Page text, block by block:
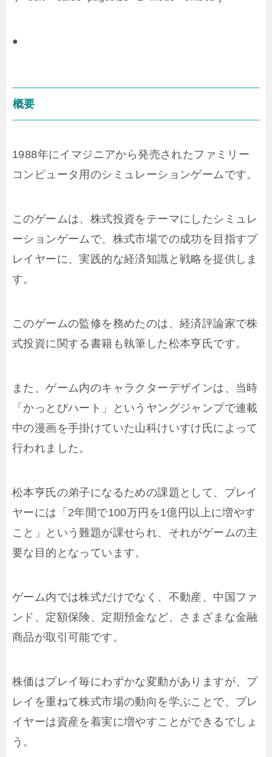
●
概要
1988年にイマジニアから発売されたファミリー
コンピュータ用のシミュレーションゲームです。
このゲームは、株式投資をテーマにしたシミュレ
ーションゲームで、株式市場での成功を目指すプ
レイヤーに、実践的な経済知識と戦略を提供しま
す。
このゲームの監修を務めたのは、経済評論家で株
式投資に関する書籍も執筆した松本亨氏です。
また、ゲーム内のキャラクターデザインは、当時
「かっとびハート」というヤングジャンプで連載
中の漫画を手掛けていた山科けいすけ氏によって
行われました。
松本亨氏の弟子になるための課題として、プレイ
ヤーには「2年間で100万円を1億円以上に増やす
こと」という難題が課せられ、それがゲームの主
要な目的となっています。
ゲーム内では株式だけでなく、不動産、中国ファ
ンド、定額保険、定期預金など、さまざまな金融
商品が取引可能です。
株価はプレイ毎にわずかな変動がありますが、プ
レイを重ねて株式市場の動向を学ぶことで、プレ
イヤーは資産を着実に増やすことができるでしょ
う。